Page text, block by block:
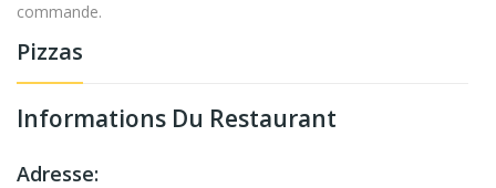
Pizzas
Informations Du Restaurant
Adresse:
commande.